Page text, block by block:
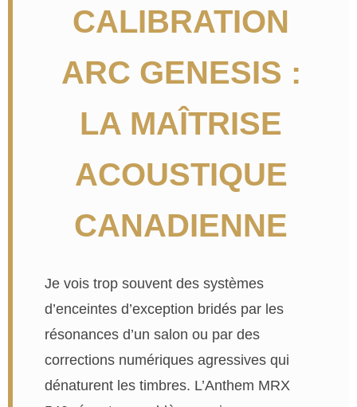
CALIBRATION
ARC GENESIS :
LA MAÎTRISE
ACOUSTIQUE
CANADIENNE
Je vois trop souvent des systèmes
d’enceintes d’exception bridés par les
résonances d’un salon ou par des
corrections numériques agressives qui
dénaturent les timbres. L’Anthem MRX